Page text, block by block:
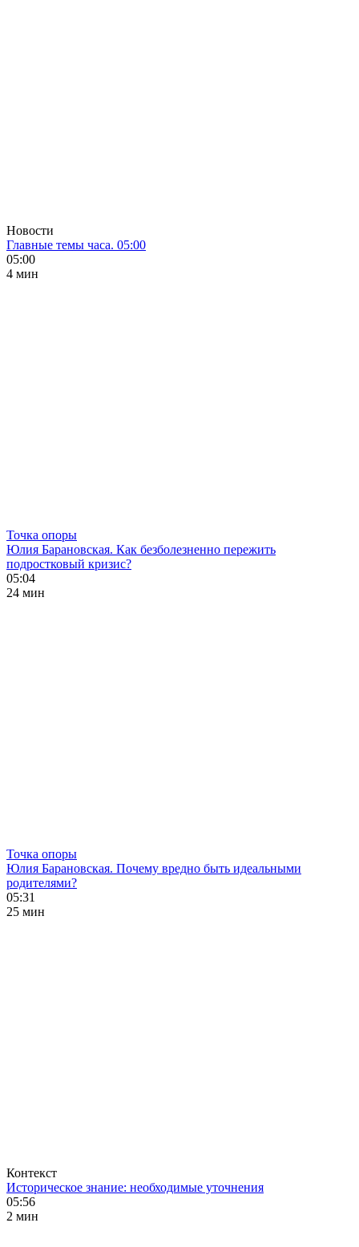
Новости
Главные темы часа. 05:00
05:00
4 мин
Точка опоры
Юлия Барановская. Как безболезненно пережить
подростковый кризис?
05:04
24 мин
Точка опоры
Юлия Барановская. Почему вредно быть идеальными
родителями?
05:31
25 мин
Контекст
Историческое знание: необходимые уточнения
05:56
2 мин